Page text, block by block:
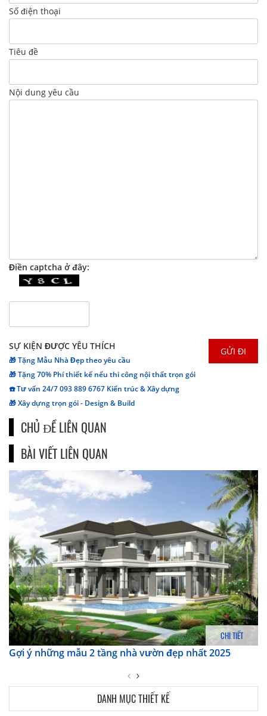
Số điện thoại
Tiêu đề
Nội dung yêu cầu
Điền captcha ở đây:
SỰ KIỆN ĐƯỢC YÊU THÍCH
🎁 Tặng Mẫu Nhà Đẹp theo yêu cầu
🎁 Tặng 70% Phí thiết kế nếu thi công nội thất trọn gói
☎️ Tư vấn 24/7 093 889 6767 Kiến trúc & Xây dựng
🎁 Xây dựng trọn gói - Design & Build
CHỦ ĐỀ LIÊN QUAN
BÀI VIẾT LIÊN QUAN
CHI TIẾT
Gợi ý những mẫu 2 tầng nhà vườn đẹp nhất 2025
DANH MỤC THIẾT KẾ